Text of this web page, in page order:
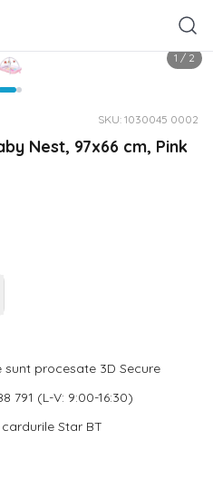
1 / 2
SKU: 1030045 0002
Nest, 97x66 cm, Pink
procesate 3D Secure
791 (L-V: 9:00-16:30)
Star BT